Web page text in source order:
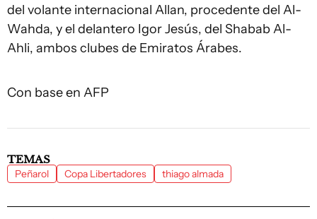
del volante internacional Allan, procedente del Al-
Wahda, y el delantero Igor Jesús, del Shabab Al-
Ahli, ambos clubes de Emiratos Árabes.
Con base en AFP
TEMAS
Peñarol Copa Libertadores thiago almada